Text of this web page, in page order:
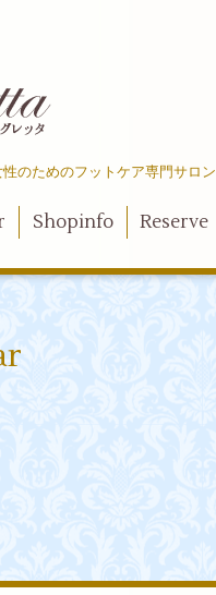
のためのフットケア専門サロン
Shopinfo Reserve